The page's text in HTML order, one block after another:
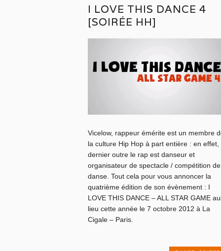
I LOVE THIS DANCE 4
[SOIRÉE HH]
Vicelow, rappeur émérite est un membre
la culture Hip Hop à part entière : en effet,
dernier outre le rap est danseur et
organisateur de spectacle / compétition de
danse. Tout cela pour vous annoncer la
quatrième édition de son évènement : I
LOVE THIS DANCE – ALL STAR GAME
lieu cette année le 7 octobre 2012 à La
Cigale – Paris.